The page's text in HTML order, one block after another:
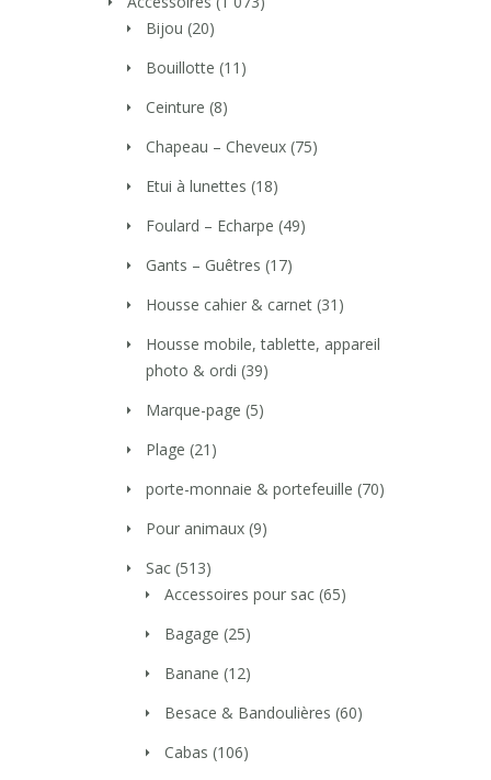
Bijou (20)
Bouillotte (11)
Ceinture (8)
Chapeau – Cheveux (75)
Etui à lunettes (18)
Foulard – Echarpe (49)
Gants – Guêtres (17)
Housse cahier & carnet (31)
Housse mobile, tablette, appareil
photo & ordi (39)
Marque-page (5)
Plage (21)
porte-monnaie & portefeuille (70)
Pour animaux (9)
Sac (513)
Accessoires pour sac (65)
Bagage (25)
Banane (12)
Besace & Bandoulières (60)
Cabas (106)